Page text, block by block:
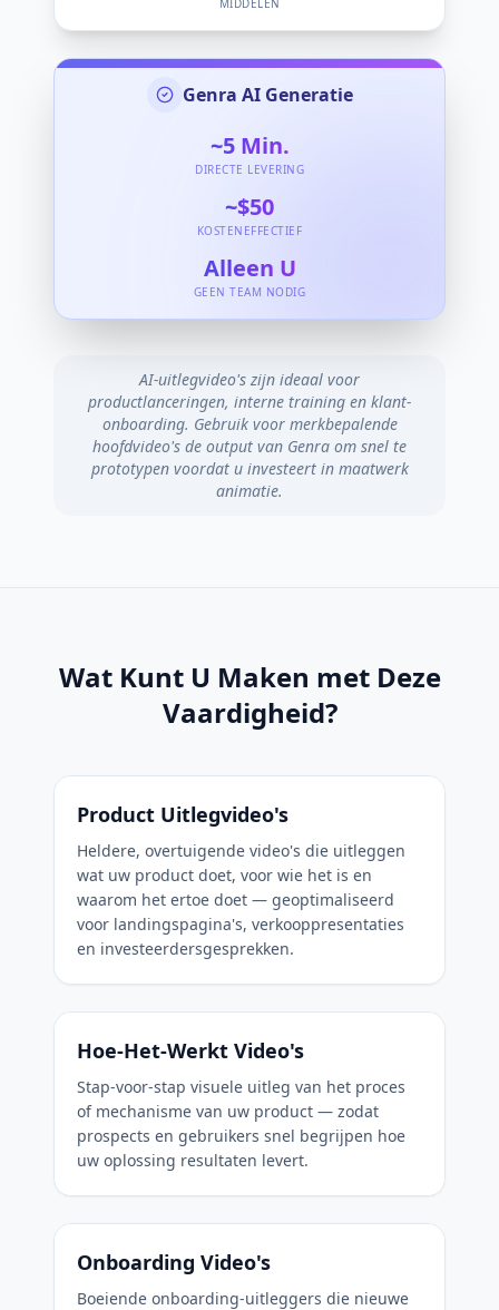
MIDDELEN
Genra AI Generatie
~5 Min.
DIRECTE LEVERING
~$50
KOSTENEFFECTIEF
Alleen U
GEEN TEAM NODIG
AI-uitlegvideo's zijn ideaal voor
productlanceringen, interne training en klant-
onboarding. Gebruik voor merkbepalende
hoofdvideo's de output van Genra om snel te
prototypen voordat u investeert in maatwerk
animatie.
Wat Kunt U Maken met Deze
Vaardigheid?
Product Uitlegvideo's
Heldere, overtuigende video's die uitleggen
wat uw product doet, voor wie het is en
waarom het ertoe doet — geoptimaliseerd
voor landingspagina's, verkooppresentaties
en investeerdersgesprekken.
Hoe-Het-Werkt Video's
Stap-voor-stap visuele uitleg van het proces
of mechanisme van uw product — zodat
prospects en gebruikers snel begrijpen hoe
uw oplossing resultaten levert.
Onboarding Video's
Boeiende onboarding-uitleggers die nieuwe